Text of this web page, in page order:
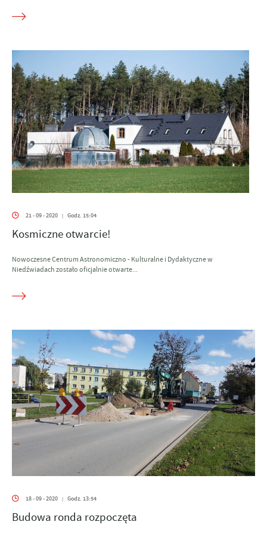
21 - 09 - 2020 | Godz. 15:04
Kosmiczne otwarcie!
Nowoczesne Centrum Astronomiczno - Kulturalne i Dydaktyczne w
Niedźwiadach zostało oficjalnie otwarte...
18 - 09 - 2020 | Godz. 13:54
Budowa ronda rozpoczęta